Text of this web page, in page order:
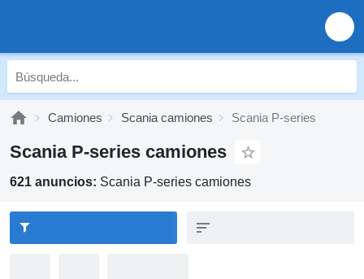
Camiones Scania camiones Scania P-series
Scania P-series camiones
621 anuncios: Scania P-series camiones